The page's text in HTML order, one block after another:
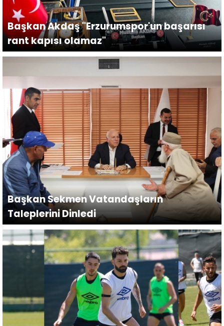
Başkan Akdaş "Erzurumspor'un başarısı
rant kapısı olamaz"
Başkan Sekmen Vatandaşların
Taleplerini Dinledi